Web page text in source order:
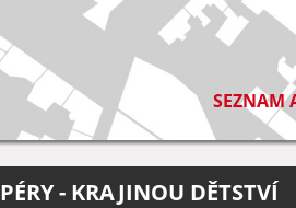
SEZNAM
- KRAJINOU DĚTSTVÍ